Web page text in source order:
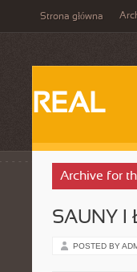
Strona główna
REAL
Archive for
SAUNY I
POSTED BY